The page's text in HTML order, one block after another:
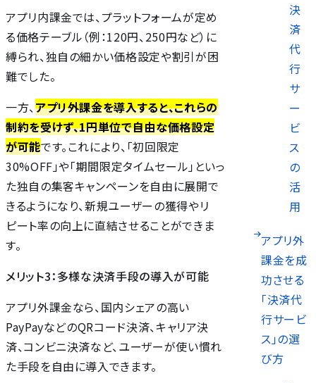
決
済
代
行
サ
ー
ビ
ス
の
活
用
アプリ外
課金を成
功させる
「決済代
行サービ
ス」の選
び方
アプリ内課金では、プラットフォームが定め
る価格テーブル（例：120円、250円など）に
縛られ、独自の細かい価格設定や割引が困
難でした。
一方、アプリ外課金を導入すると、これらの
制約を受けず、1円単位で自由な価格設定
が可能です。これにより、「初回限定
30%OFF」や「期間限定タイムセール」といっ
た独自の集客キャンペーンを自由に展開で
きるようになり、新規ユーザーの獲得やリ
ピート率の向上に直結させることができま
す。
メリット3：多様な決済手段の導入が可能
アプリ外課金なら、国内シェアの高い
PayPayなどのQRコード決済、キャリア決
済、コンビニ決済など、ユーザーが使い慣れ
た手段を自由に導入できます。